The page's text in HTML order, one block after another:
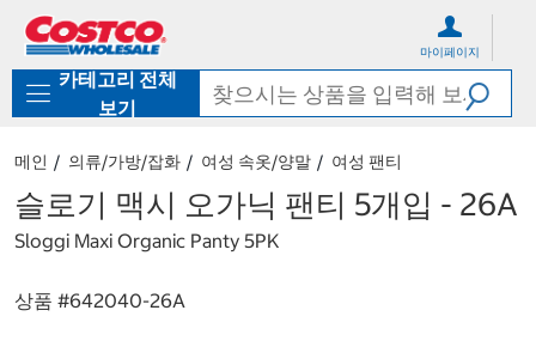
로
기
가
마이페이지
카테고리 전체
보기
메인 의류/가방/잡화 여성 속옷/양말 여성 팬티
슬로기 맥시 오가닉 팬티 5개입 - 26A
Sloggi Maxi Organic Panty 5PK
상품 #642040-26A